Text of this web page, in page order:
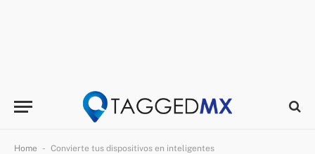
Home - Convierte tus dispositivos en inteligentes